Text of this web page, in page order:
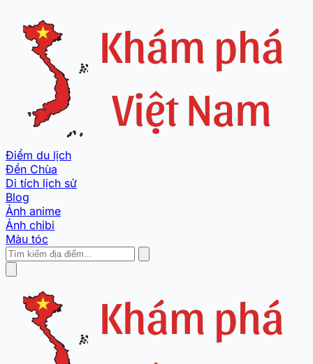
Điểm du lịch
Đền Chùa
Di tích lịch sử
Blog
Ảnh anime
Ảnh chibi
Màu tóc